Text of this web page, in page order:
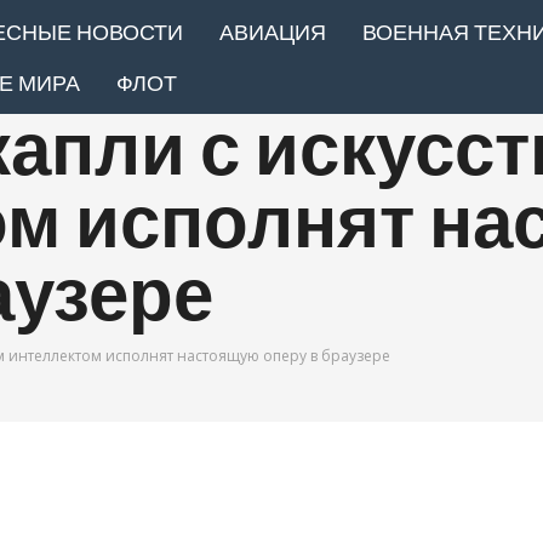
НОВОСТИ АВИАЦИЯ
ВОЕННАЯ
МИРА
ФЛОТ
с
исполнят
интеллектом исполнят настоящую оперу в браузере